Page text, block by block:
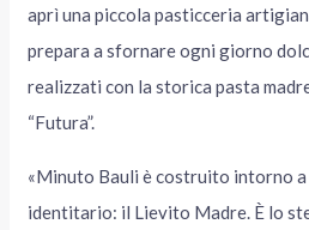
aprì una piccola pasticceria
prepara a sfornare ogni giorno
realizzati con la storica pasta
“Futura”.
«Minuto Bauli è costruito intorno
identitario: il Lievito Madre. È lo